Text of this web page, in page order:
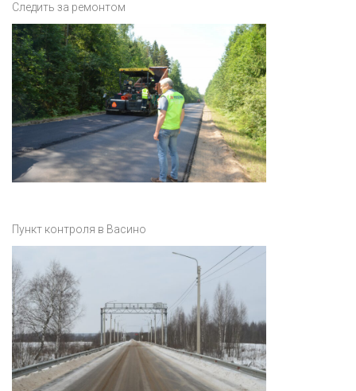
Следить за ремонтом
Пункт контроля в Васино